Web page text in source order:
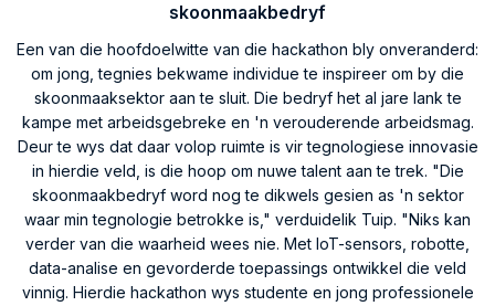
skoonmaakbedryf
Een van die hoofdoelwitte van die hackathon bly onveranderd:
om jong, tegnies bekwame individue te inspireer om by die
skoonmaaksektor aan te sluit. Die bedryf het al jare lank te
kampe met arbeidsgebreke en 'n verouderende arbeidsmag.
Deur te wys dat daar volop ruimte is vir tegnologiese innovasie
in hierdie veld, is die hoop om nuwe talent aan te trek. "Die
skoonmaakbedryf word nog te dikwels gesien as 'n sektor
waar min tegnologie betrokke is," verduidelik Tuip. "Niks kan
verder van die waarheid wees nie. Met IoT-sensors, robotte,
data-analise en gevorderde toepassings ontwikkel die veld
vinnig. Hierdie hackathon wys studente en jong professionele